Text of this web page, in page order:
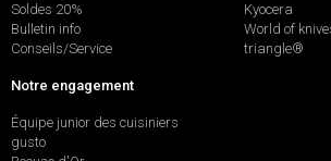
Soldes 20%
Bulletin info
Conseils/Service
Kyocera
World of
triangle®
Notre engagement
Équipe junior des cuisiniers
gusto